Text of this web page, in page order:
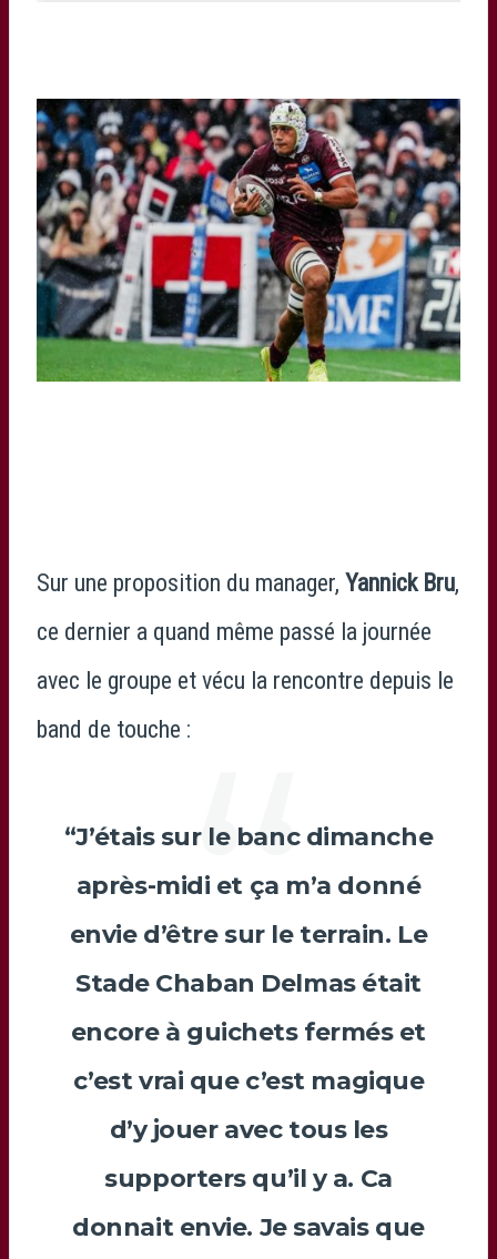
Sur une proposition du manager, Yannick Bru,
ce dernier a quand même passé la journée
avec le groupe et vécu la rencontre depuis le
band de touche :
“J’étais sur le banc dimanche
après-midi et ça m’a donné
envie d’être sur le terrain. Le
Stade Chaban Delmas était
encore à guichets fermés et
c’est vrai que c’est magique
d’y jouer avec tous les
supporters qu’il y a. Ca
donnait envie. Je savais que